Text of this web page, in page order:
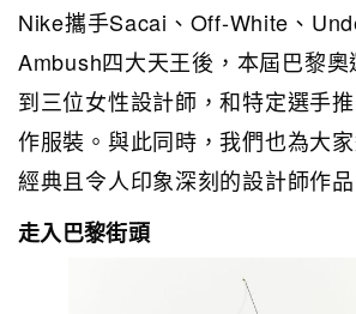
Nike攜手Sacai、Off-White、
Ambush四大天王後，本屆巴黎
到三位女性設計師，和特定選手
作服裝。與此同時，我們也為大
經典且令人印象深刻的設計師作品
走入巴黎街頭